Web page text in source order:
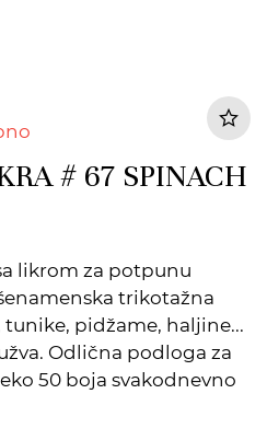
# 67 SPINACH
likrom za potpunu
trikotažna
tunike, pidžame, haljine...
Odlična podloga za
50 boja svakodnevno